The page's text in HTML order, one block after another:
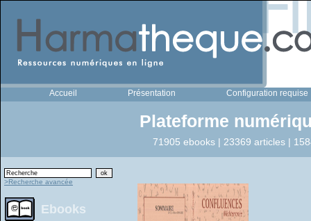
Accueil Présentation Configuration requise
Plateforme
71905 ebooks | 23369 articles |
>Recherche avancée
Ebooks